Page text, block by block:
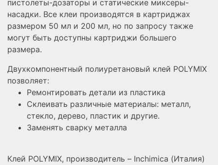
пистолеты-дозаторы и статические миксеры-
насадки. Все клеи производятся в картриджах
размером 50 мл и 200 мл, но по запросу также
могут быть доступны картриджи большего
размера.
Двухкомпонентный полиуретановый клей POLYMIX
позволяет:
Ремонтировать детали из пластика
Склеивать различные материалы: металл,
стекло, дерево, пластик и другие.
Заменять сварку металла
Клей POLYMIX, производитель – Inchimica (Италия)